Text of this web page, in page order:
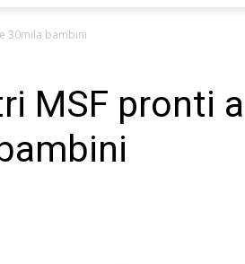
Sociale
30mila bambini
MSF pronti a